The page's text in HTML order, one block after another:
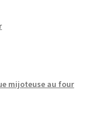
mijoteuse au four